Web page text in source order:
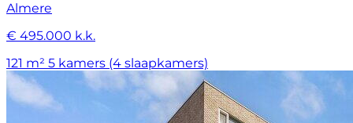
Almere
€ 495.000 k.k.
121 m² 5 kamers (4 slaapkamers)